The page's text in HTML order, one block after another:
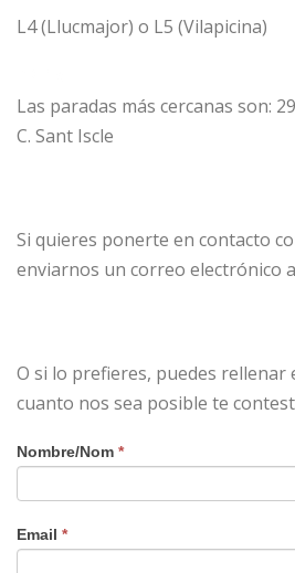
L4 (Llucmajor) o L5 (Vilapicina)
Las paradas más cercanas son:
C. Sant Iscle
Si quieres ponerte en contacto
enviarnos un correo electrónico
O si lo prefieres, puedes rellenar
cuanto nos sea posible te
Si
eres
humano,
este
Nombre/Nom *
Email *